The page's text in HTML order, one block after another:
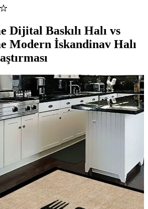
Dijital Baskılı Halı vs
Modern İskandinav Halı